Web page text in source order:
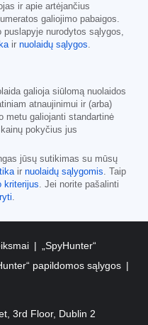
ir apie artėjančius
galiojimo pabaigos.
puslapyje nurodytos sąlygos,
ir nuolaidų sąlygos
galioja siūlomą nuolaidos
atnaujinimui ir (arba)
metu galiojanti standartinė
pokyčius jus
jūsų sutikimas su mūsų
ir nuolaidų sąlygomis . Taip
kriterijus . Jei norite pašalinti
„SpyHunter“
papildomos sąlygos
3rd Floor, Dublin 2